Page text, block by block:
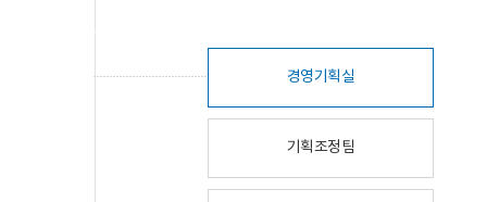
경영기획실
기획조정팀